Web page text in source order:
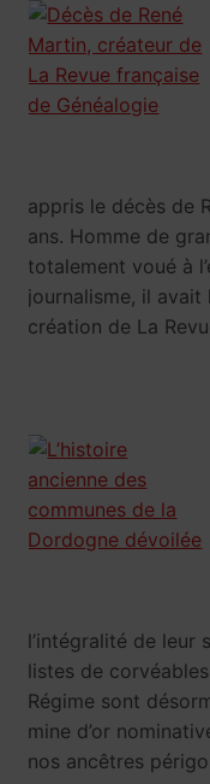
appris le décès de
ans. Homme de
totalement voué à
journalisme, il
création de La
l’intégralité de leur
listes de
Régime sont
mine d’or
nos ancêtres